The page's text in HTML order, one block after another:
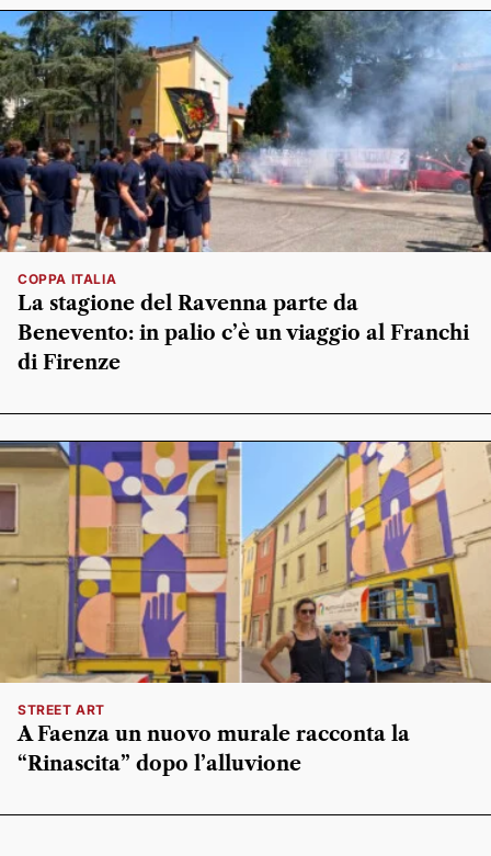
COPPA ITALIA
La stagione del Ravenna parte da
Benevento: in palio c’è un viaggio al Franchi
di Firenze
STREET ART
A Faenza un nuovo murale racconta la
“Rinascita” dopo l’alluvione